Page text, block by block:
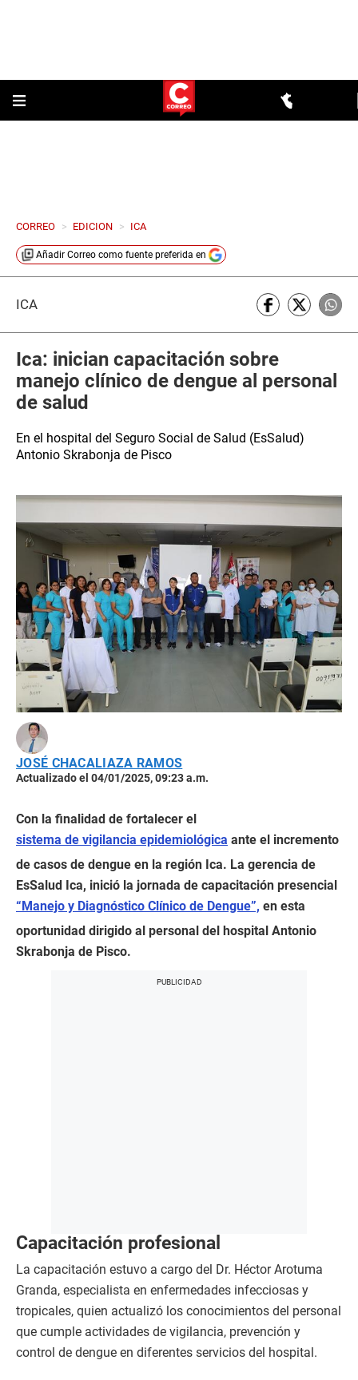
CORREO > EDICION > ICA
Añadir Correo como fuente preferida en
ICA
Ica: inician capacitación sobre
manejo clínico de dengue al personal
de salud
En el hospital del Seguro Social de Salud (EsSalud)
Antonio Skrabonja de Pisco
JOSÉ CHACALIAZA RAMOS
Actualizado el 04/01/2025, 09:23 a.m.
Con la finalidad de fortalecer el
sistema de vigilancia epidemiológica ante el incremento
de casos de dengue en la región Ica. La gerencia de
EsSalud Ica, inició la jornada de capacitación presencial
“Manejo y Diagnóstico Clínico de Dengue”, en esta
oportunidad dirigido al personal del hospital Antonio
Skrabonja de Pisco.
Capacitación profesional
La capacitación estuvo a cargo del Dr. Héctor Arotuma
Granda, especialista en enfermedades infecciosas y
tropicales, quien actualizó los conocimientos del personal
que cumple actividades de vigilancia, prevención y
control de dengue en diferentes servicios del hospital.